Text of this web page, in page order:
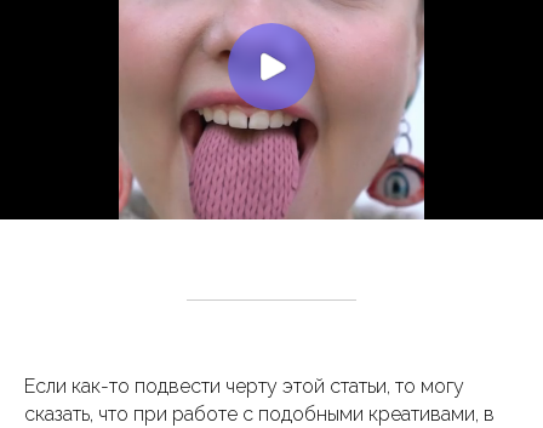
Если как-то подвести черту этой статьи, то могу
сказать, что при работе с подобными креативами, в